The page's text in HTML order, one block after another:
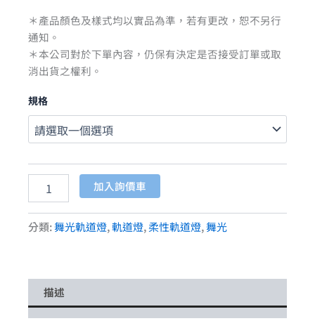
＊產品顏色及樣式均以實品為準，若有更改，恕不另行
通知。
＊本公司對於下單內容，仍保有決定是否接受訂單或取
消出貨之權利。
規格
加入詢價車
分類:舞光軌道燈,軌道燈,柔性軌道燈,舞光
描述